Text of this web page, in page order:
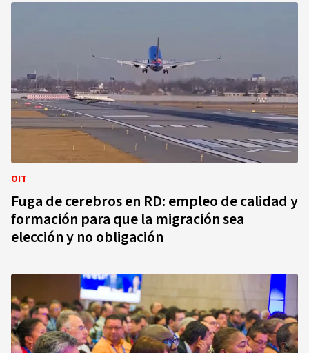
OIT
Fuga de cerebros en RD: empleo de calidad y
formación para que la migración sea
elección y no obligación